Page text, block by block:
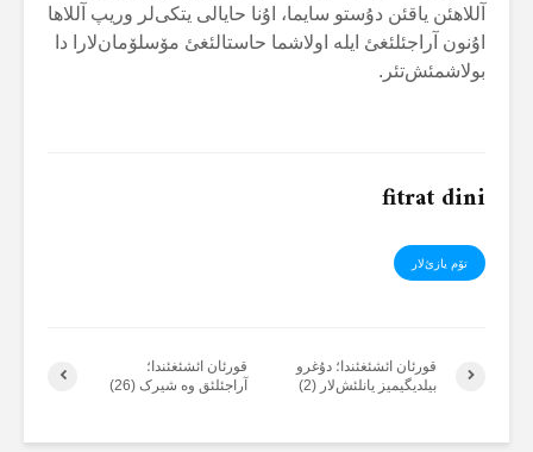
آللاهئن یاقئن دۇستو سایما، اۇنا حایالی یتکی‌لر وریپ آللاها
اۇنون آراجئلئغئ ایلە اولاشما حاستالئغئ مۆسلۆمان‌لارا دا
بولاشمئش‌تئر.
fitrat dini
تۆم یازئ‌لار
قورئان ائشئغئندا؛
آراجئلئق وە شیرک (26)
قورئان ائشئغئندا؛ دۇغرو
بیلدیگیمیز یانلئش‌لار (2)